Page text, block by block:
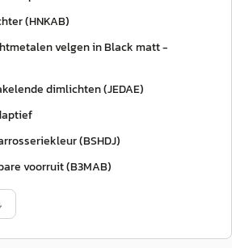
(HNKAB)
velgen in Black matt -
dimlichten (JEDAE)
(BSHDJ)
voorruit (B3MAB)